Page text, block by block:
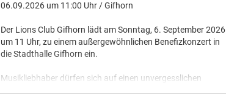
06.09.2026 um 11:00 Uhr / Gifhorn
Der Lions Club Gifhorn lädt am Sonntag, 6. September 2026
um 11 Uhr, zu einem außergewöhnlichen Benefizkonzert in
die Stadthalle Gifhorn ein.
Musikliebhaber dürfen sich auf einen unvergesslichen